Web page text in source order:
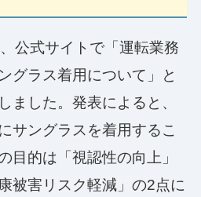
公式サイトで「運転業務
グラス着用について」と
ました。発表によると、
サングラスを着用するこ
目的は「視認性の向上」
被害リスク軽減」の2点に